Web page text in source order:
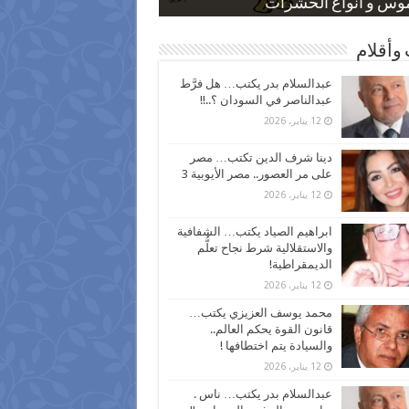
و أنواع الحشرات
بعد ارتفاع الأسعار
نسبة الطلاق في مصر
كاركاتيرية
كاركاتيرية
وأقلام
عبدالسلام بدر يكتب… هل فرَّط
عبدالناصر في السودان ؟..!!
12 يناير، 2026
دينا شرف الدين تكتب… مصر
على مر العصور.. مصر الأيوبية 3
12 يناير، 2026
ابراهيم الصياد يكتب… الشفافية
والاستقلالية شرط نجاح تعلُّم
الديمقراطية!
12 يناير، 2026
محمد يوسف العزيزي يكتب…
قانون القوة يحكم العالم..
والسيادة يتم اختطافها !
12 يناير، 2026
عبدالسلام بدر يكتب… ناس .